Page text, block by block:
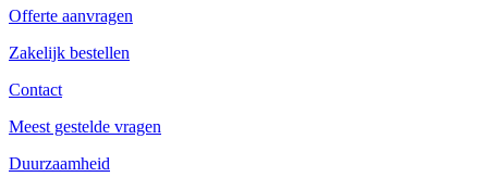
Offerte aanvragen
Zakelijk bestellen
Contact
Meest gestelde vragen
Duurzaamheid